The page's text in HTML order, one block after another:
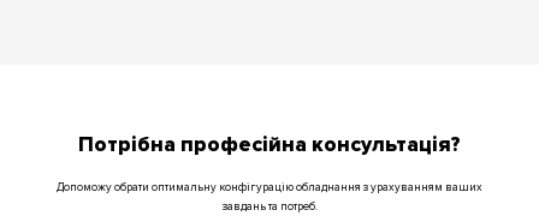
Потрібна професійна консультація?
Допоможу обрати оптимальну конфігурацію обладнання з урахуванням ваших
завдань та потреб.